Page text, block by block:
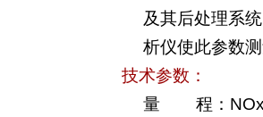
及其后处理系
析仪使此参数
技术参数：
量 程：NOx 0